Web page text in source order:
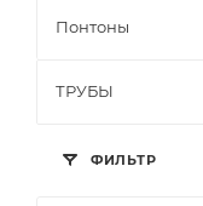
Понтоны
ТРУБЫ
ФИЛЬТР